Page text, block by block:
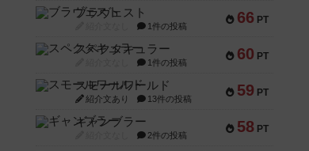
66 PT
ブラヴェスト
1件の投稿
60 PT
スペクタキュラー
1件の投稿
59 PT
スモールワールド
紹介文あり 13件の投稿
58 PT
ギャンブラー
2件の投稿